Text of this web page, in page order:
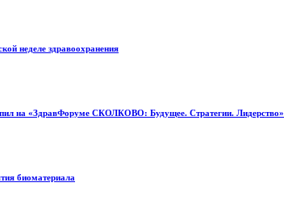
неделе здравоохранения
на «ЗдравФоруме СКОЛКОВО: Будущее. Стратегии. Лидерство»
биоматериала